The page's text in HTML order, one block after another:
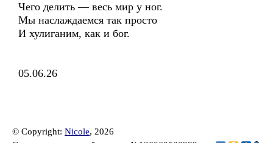
Чего делить — весь мир у ног.
Мы наслаждаемся так просто
И хулиганим, как и бог.
05.06.26
© Copyright: Nicole, 2026